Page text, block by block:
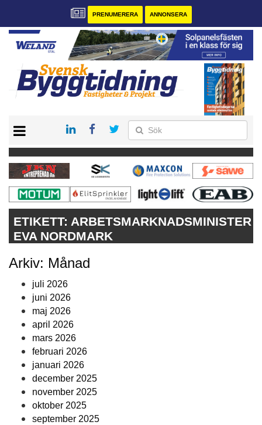
PRENUMERERA ANNONSERA
PRENUMERERA
VÅRA ANDRA MAGASIN
ANNONSERA
KONTAKT
ETIKETT: ARBETSMARKNADSMINISTER
EVA NORDMARK
Arkiv: Månad
juli 2026
juni 2026
maj 2026
april 2026
mars 2026
februari 2026
januari 2026
december 2025
november 2025
oktober 2025
september 2025